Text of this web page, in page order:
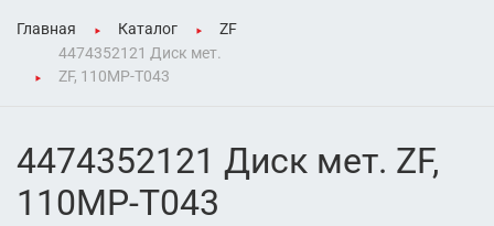
Главная Каталог
ZF
4474352121 Диск мет.
ZF, 110MP-T043
4474352121 Диск мет. ZF,
110MP-T043